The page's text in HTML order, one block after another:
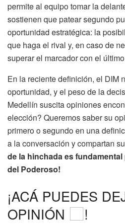
permite al equipo tomar la
sostienen que patear segundo
oportunidad estratégica: la
que haga el rival y, en caso de
superar el marcador con el
En la reciente definición, el DIM
oportunidad, y el peso de la
Medellín suscita opiniones
elección? Queremos saber su
primero o segundo en una
a la conversación y compartan
de la hinchada es
del Poderoso!
¡ACÁ PUEDES
OPINIÓN
!